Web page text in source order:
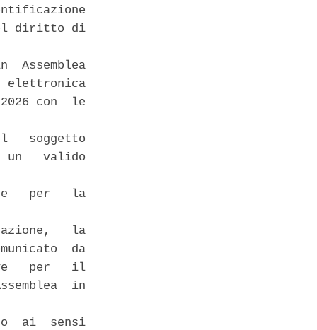
diritto di
Assemblea
elettronica
con  le
soggetto
un   valido
per   la
la
da
per   il
in
ai  sensi